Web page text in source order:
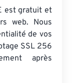
est gratuit et
web. Nous
de vos
SSL 256
après